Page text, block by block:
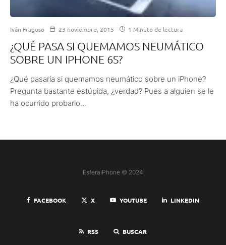
Iván Fragoso 23 noviembre, 2015 1 Minuto de lectura
¿QUÉ PASA SI QUEMAMOS NEUMÁTICO
SOBRE UN IPHONE 6S?
¿Qué pasaría si quemamos neumático sobre un iPhone?
Pregunta bastante estúpida, ¿verdad? Pues a alguien se le
ha ocurrido probarlo...
EsferaiPhone © 2024
FACEBOOK X YOUTUBE LINKEDIN
RSS BUSCAR